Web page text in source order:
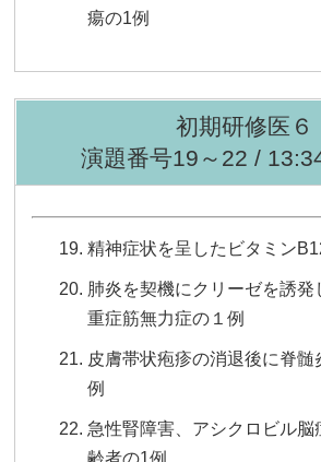
瘍の1例
初期研修医６
演題番号19～22 /
精神症状を呈したビタミン
肺炎を契機にクリーゼを誘発
重症筋無力症の１例
皮膚帯状疱疹の消退後に脊髄
例
急性腎障害、アシクロビル脳